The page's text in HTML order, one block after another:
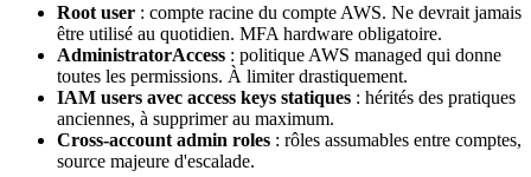
Root user : compte racine du compte AWS. Ne devrait jamais
être utilisé au quotidien. MFA hardware obligatoire.
AdministratorAccess : politique AWS managed qui donne
toutes les permissions. À limiter drastiquement.
IAM users avec access keys statiques : hérités des pratiques
anciennes, à supprimer au maximum.
Cross-account admin roles : rôles assumables entre comptes,
source majeure d'escalade.